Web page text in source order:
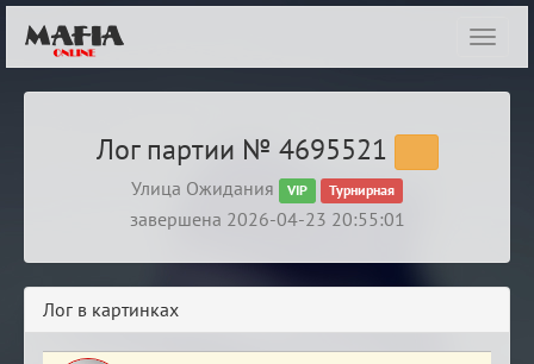
Лог партии № 4695521
Улица Ожидания VIP Турнирная
завершена 2026-04-23 20:55:01
Лог в картинках